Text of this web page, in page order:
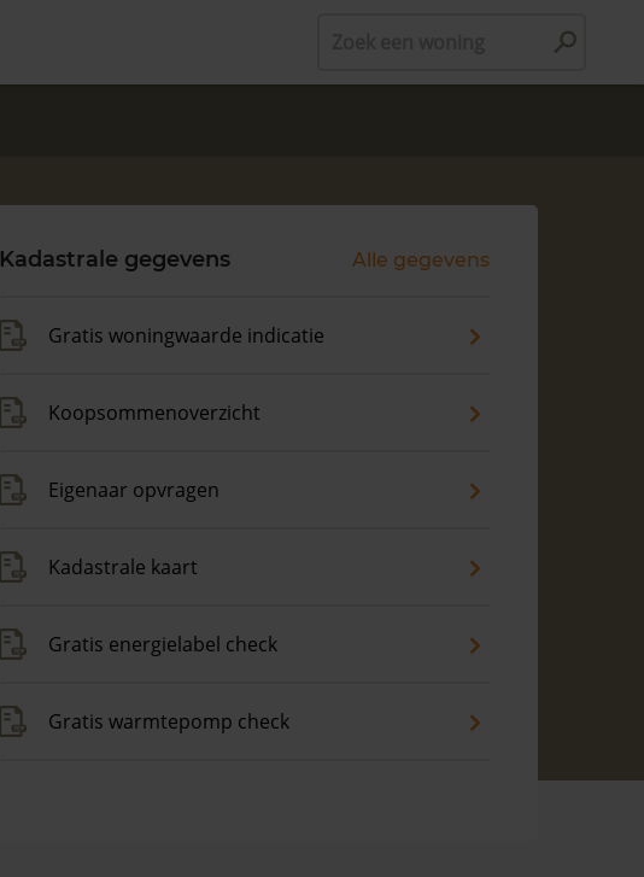
Kadastrale gegevens Alle gegevens
Gratis woningwaarde indicatie
Koopsommenoverzicht
Eigenaar opvragen
Kadastrale kaart
Gratis energielabel check
Gratis warmtepomp check